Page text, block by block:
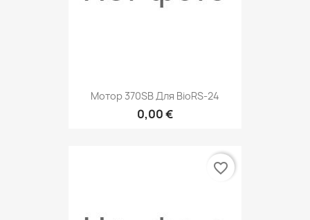
Мотор 370SB Для BioRS-24
0,00 €
favorite_border